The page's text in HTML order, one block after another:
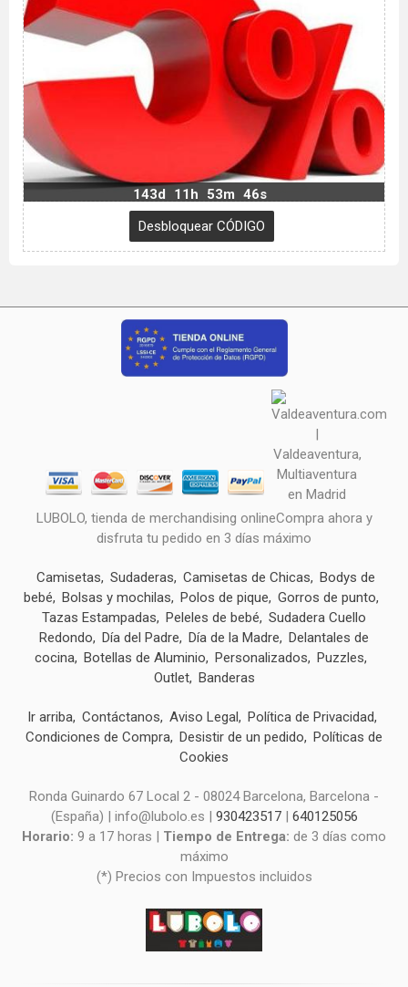
143d 11h 53m 45s
LUBOLO, tienda de merchandising onlineCompra ahora y
disfruta tu pedido en 3 días máximo
Camisetas Sudaderas Camisetas de Chicas
Bodys de
bebé
Bolsas y mochilas Polos de pique
Gorros de punto
Tazas Estampadas
Peleles de bebé
Sudadera Cuello
Redondo
Día del Padre Día de la Madre
Delantales de
cocina Botellas de Aluminio Personalizados
Puzzles
Outlet Banderas
Ir arriba Contáctanos Aviso Legal
Política de Privacidad
Condiciones de Compra Desistir de un pedido
Políticas de
Cookies
Ronda Guinardo 67 Local 2 - 08024 Barcelona, Barcelona -
(España) | info@lubolo.es | 930423517| 640125056
Horario: 9 a 17 horas | Tiempo de Entrega: de 3 días como
máximo
(*) Precios con Impuestos incluidos